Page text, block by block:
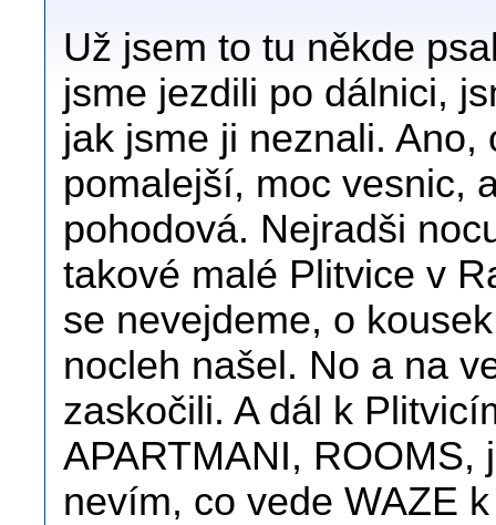
Už jsem to tu někde
jsme jezdili po dálnici,
jak jsme ji neznali.
pomalejší, moc vesnic,
pohodová. Nejradši
takové malé Plitvice v
se nevejdeme, o
nocleh našel. No a na
zaskočili. A dál k
APARTMANI,
nevím, co vede WAZE